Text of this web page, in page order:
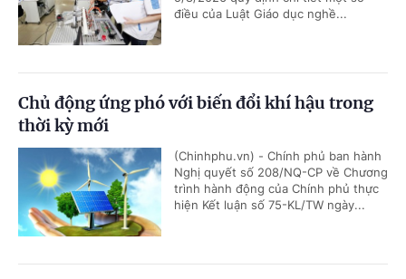
điều của Luật Giáo dục nghề...
Chủ động ứng phó với biến đổi khí hậu trong
thời kỳ mới
(Chinhphu.vn) - Chính phủ ban hành
Nghị quyết số 208/NQ-CP về Chương
trình hành động của Chính phủ thực
hiện Kết luận số 75-KL/TW ngày...